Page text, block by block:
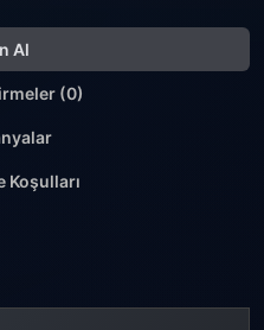
Al
Değerlendirmeler (0)
Koşulları